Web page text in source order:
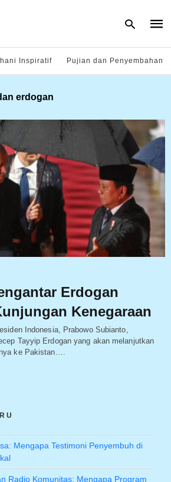
and
hit
Inspiratif Pujian dan Penyembahan
erdogan
Erdogan
Kenegaraan
Indonesia, Prabowo Subianto,
Tayyip Erdogan yang akan melanjutkan
ke Pakistan.…
Mengapa Testimoni Penyembuh di
Radio Komunitas: Mengapa Program